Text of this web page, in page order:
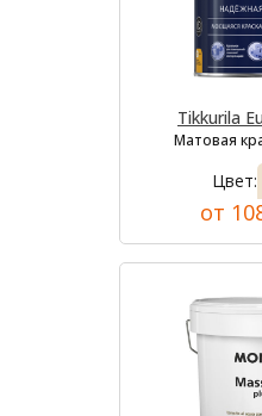
Tikkurila
Матовая
Цвет:
от